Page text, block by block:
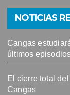
NOTICIAS
Cangas
últimos
El cierre total
Cangas